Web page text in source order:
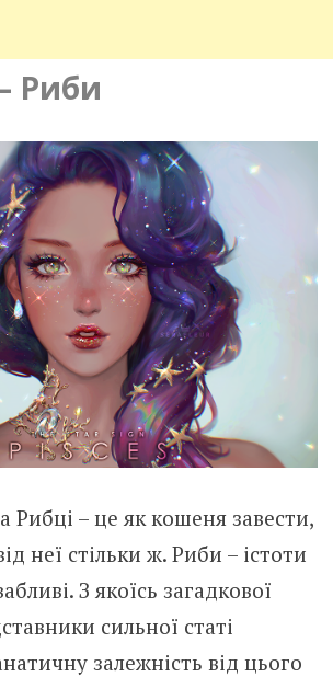
Риби
Рибці – це як кошеня завести,
неї стільки ж. Риби – істоти
З якоїсь загадкової
сильної статі
залежність від цього